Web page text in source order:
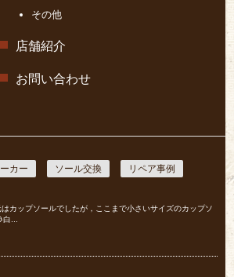
その他
店舗紹介
お問い合わせ
カー ソール交換 リペア事例
カップソールでしたが，ここまで小さいサイズのカップソ
...